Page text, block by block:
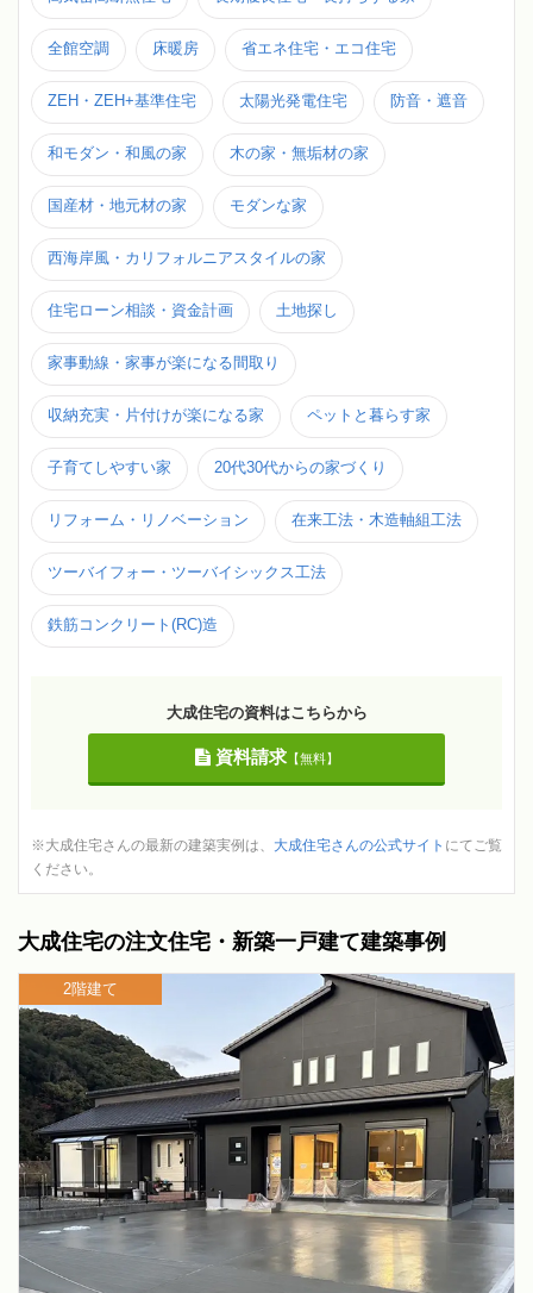
全館空調 床暖房 省エネ住宅・エコ住宅
ZEH・ZEH+基準住宅 太陽光発電住宅 防音・遮音
和モダン・和風の家 木の家・無垢材の家
国産材・地元材の家 モダンな家
西海岸風・カリフォルニアスタイルの家
住宅ローン相談・資金計画 土地探し
家事動線・家事が楽になる間取り
収納充実・片付けが楽になる家 ペットと暮らす家
子育てしやすい家 20代30代からの家づくり
リフォーム・リノベーション 在来工法・木造軸組工法
ツーバイフォー・ツーバイシックス工法
鉄筋コンクリート(RC)造
大成住宅の資料はこちらから
資料請求【無料】
※大成住宅さんの最新の建築実例は、 大成住宅さんの公式サイト にてご覧
ください。
大成住宅の注文住宅・新築一戸建て建築事例
2階建て